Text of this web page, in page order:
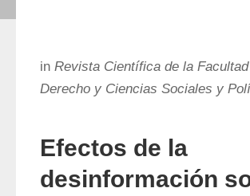
in Revista Científica de la
Derecho y Ciencias Sociales y
Efectos de la
desinformación